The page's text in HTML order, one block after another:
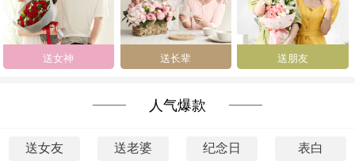
送女神 送长辈 送朋友
人气爆款
送女友 送老婆 纪念日 表白